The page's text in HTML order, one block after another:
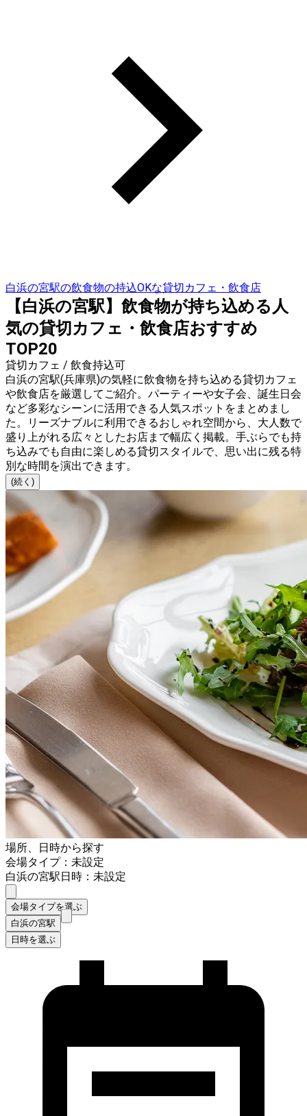
白浜の宮駅の飲食物の持込OKな貸切カフェ・飲食店
【白浜の宮駅】飲食物が持ち込める人
気の貸切カフェ・飲食店おすすめ
TOP20
貸切カフェ / 飲食持込可
白浜の宮駅(兵庫県)の気軽に飲食物を持ち込める貸切カフェ
や飲食店を厳選してご紹介。パーティーや女子会、誕生日会
など多彩なシーンに活用できる人気スポットをまとめまし
た。リーズナブルに利用できるおしゃれ空間から、大人数で
盛り上がれる広々としたお店まで幅広く掲載。手ぶらでも持
ち込みでも自由に楽しめる貸切スタイルで、思い出に残る特
別な時間を演出できます。
(続く)
場所、日時から探す
会場タイプ：未設定
白浜の宮駅日時：未設定
会場タイプを選ぶ
白浜の宮駅
日時を選ぶ